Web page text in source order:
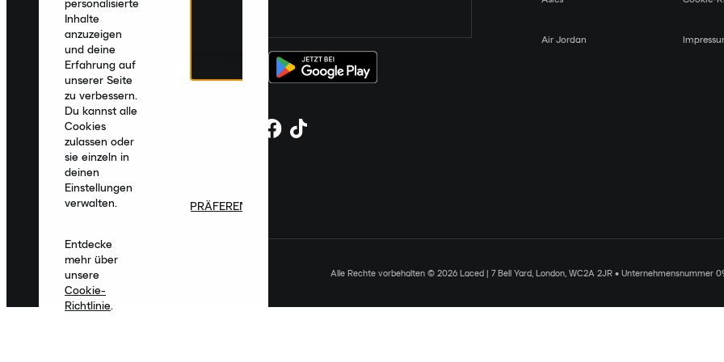
Air Jordan
Alle Rechte vorbehalten © 2026 Laced | 7 Bell Yard, London, WC2A 2JR • Unternehmensnummer
personalisierte
Inhalte
anzuzeigen
und deine
Erfahrung auf
unserer Seite
zu verbessern.
Du kannst alle
Cookies
zulassen oder
sie einzeln in
deinen
Einstellungen
verwalten.
Entdecke
mehr über
unsere
Cookie-
Richtlinie.
PRÄFERENZEN